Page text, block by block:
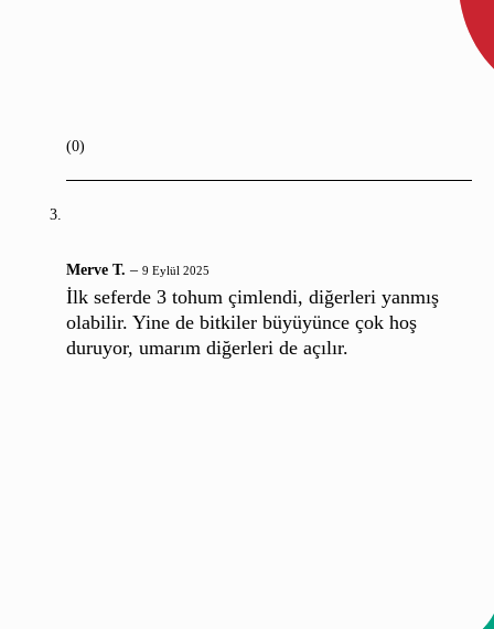
(0)
Merve T. – 9 Eylül 2025
İlk seferde 3 tohum çimlendi, diğerleri yanmış
olabilir. Yine de bitkiler büyüyünce çok hoş
duruyor, umarım diğerleri de açılır.